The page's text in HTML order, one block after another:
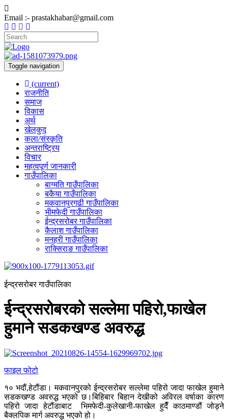
Email :- prastakhabar@gmail.com
Toggle navigation
(current)
राजनीति
समाज
विकास
अर्थ
खेलकुद
कला/संस्कृति
अन्तराष्ट्रिय
विचार
महत्वपूर्ण जानकारी
गाउँपालिका
बाग्मति गाउँपालिका
बकैया गाउँपालिका
मकवानपुरगढी गाउँपालिका
भीमफेदी गाउँपालिका
ईन्द्रसरोबर गाउँपालिका
कैलाश गाउँपालिका
मनहरी गाउँपालिका
राक्सिराङ गाउँपालिका
ईन्द्रसरोबर गाउँपालिका
ईन्द्रसरोबरको सल्लेमा पहिरो,फाखेल
हुमाने सडकखण्ड अवरुद्ध
फाइल फोटो
१० भदौं,हेटौंडा। मकवानपुरको ईन्द्रसरोबर सल्लेमा पहिरो जादा फाखेल हुमाने
सडकखण्ड अवरुद्ध भएको छ।बिहिबार बिहान देखीको अविरल वर्षाका कारण
पहिरो जादा हेटौंडाबाट भिमफेदी-कुलेखानी-फाखेल हुदैँ काठमाण्डौं जोड्ने
बैक्लपिक मार्ग अवरुद्ध भएको हो।